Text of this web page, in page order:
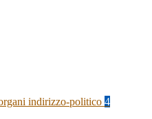
indirizzo-politico 4